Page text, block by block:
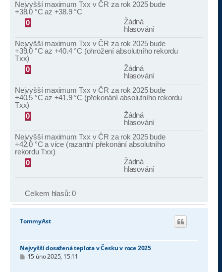
Nejvyšší maximum Txx v ČR za rok 2025 bude
+38.0 °C az +38.9 °C
0
Žádná
hlasování
Nejvyšší maximum Txx v ČR za rok 2025 bude
+39.0 °C az +40.4 °C (ohrožení absolutního rekordu
Txx)
0
Žádná
hlasování
Nejvyšší maximum Txx v ČR za rok 2025 bude
+40.5 °C az +41.9 °C (překonání absolutního rekordu
Txx)
0
Žádná
hlasování
Nejvyšší maximum Txx v ČR za rok 2025 bude
+42.0 °C a více (razantní překonání absolutního
rekordu Txx)
0
Žádná
hlasování
Celkem hlasů:0
TommyAst
Nejvyšší dosažená teplota v Česku v roce 2025
P15 úno 2025, 15:11